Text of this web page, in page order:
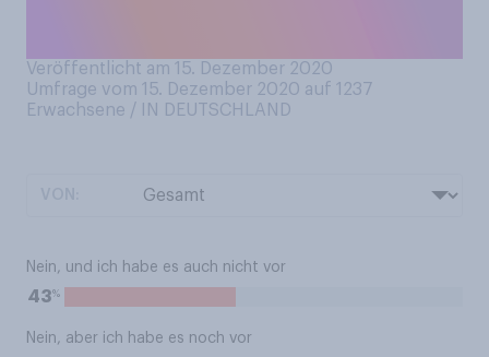
Veröffentlicht am 15. Dezember 2020
Umfrage vom 15. Dezember 2020 auf 1237
Erwachsene / IN DEUTSCHLAND
Nein, und ich habe es auch nicht vor
43%
Nein, aber ich habe es noch vor